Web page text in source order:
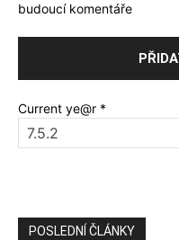
budoucí komentáře
Current ye@r *
POSLEDNÍ ČLÁNKY